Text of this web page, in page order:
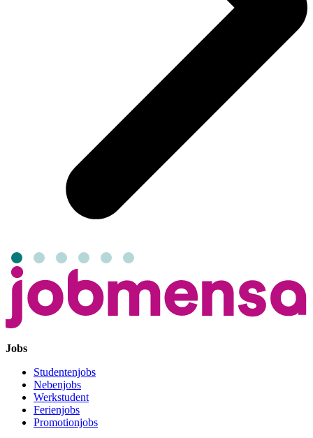
Jobs
Studentenjobs
Nebenjobs
Werkstudent
Ferienjobs
Promotionjobs